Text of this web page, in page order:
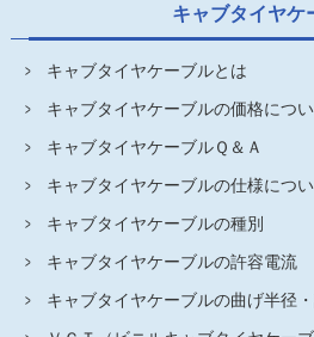
キャブタイヤケ
キャブタイヤケーブルとは
キャブタイヤケーブルの価格につ
キャブタイヤケーブルＱ＆Ａ
キャブタイヤケーブルの仕様につ
キャブタイヤケーブルの種別
キャブタイヤケーブルの許容電流
キャブタイヤケーブルの曲げ半径